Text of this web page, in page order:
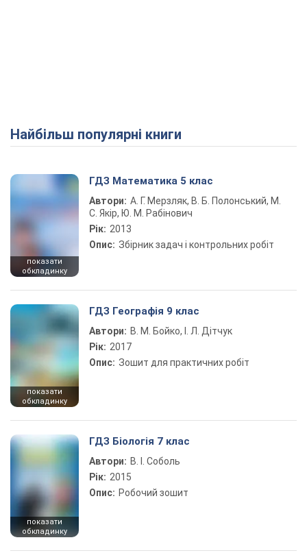
Найбільш популярні книги
показати
обкладинку
ГДЗ Математика 5 клас
Автори: А. Г. Мерзляк, В. Б. Полонський, М.
С. Якір, Ю. М. Рабінович
Рік: 2013
Опис: Збірник задач і контрольних робіт
показати
обкладинку
ГДЗ Географія 9 клас
Автори: В. М. Бойко, І. Л. Дітчук
Рік: 2017
Опис: Зошит для практичних робіт
показати
обкладинку
ГДЗ Біологія 7 клас
Автори: В. І. Соболь
Рік: 2015
Опис: Робочий зошит